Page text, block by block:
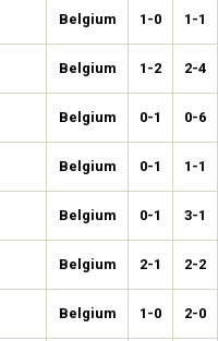
Belgium 1-0 1-1
Belgium 1-2 2-4
Belgium 0-1 0-6
Belgium 0-1 1-1
Belgium 0-1 3-1
Belgium 2-1 2-2
Belgium 1-0 2-0